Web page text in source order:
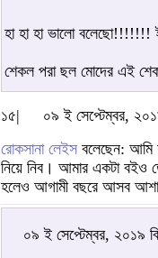
হা হা হা ভালো বলেছো!!!!!!!
শেকল পরা ছল মোদের এই
১৫|
০৯ ই সেপ্টেম্বর,
রোকসানা লেইস বলেছেন: আমি
নিয়ে নিব। আমার একটা বইও
হলেও আগামী বছরে আসব
০৯ ই সেপ্টেম্বর, ২০১৯